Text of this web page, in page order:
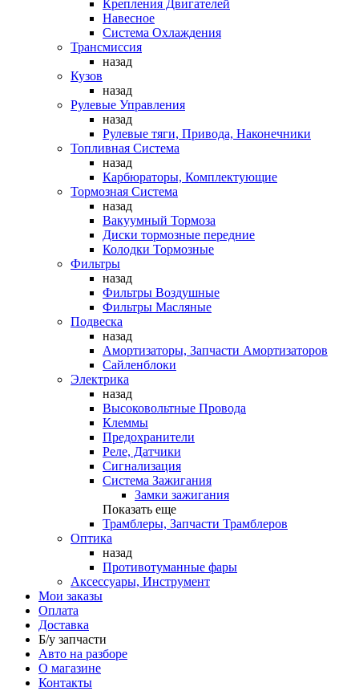
Крепления Двигателей
Навесное
Система Охлаждения
Трансмиссия
назад
Кузов
назад
Рулевые Управления
назад
Рулевые тяги, Привода, Наконечники
Топливная Система
назад
Карбюраторы, Комплектующие
Тормозная Система
назад
Вакуумный Тормоза
Диски тормозные передние
Колодки Тормозные
Фильтры
назад
Фильтры Воздушные
Фильтры Масляные
Подвеска
назад
Амортизаторы, Запчасти Амортизаторов
Сайленблоки
Электрика
назад
Высоковольтные Провода
Клеммы
Предохранители
Реле, Датчики
Сигнализация
Система Зажигания
Замки зажигания
Показать еще
Трамблеры, Запчасти Трамблеров
Оптика
назад
Противотуманные фары
Аксессуары, Инструмент
Мои заказы
Оплата
Доставка
Б/у запчасти
Авто на разборе
О магазине
Контакты